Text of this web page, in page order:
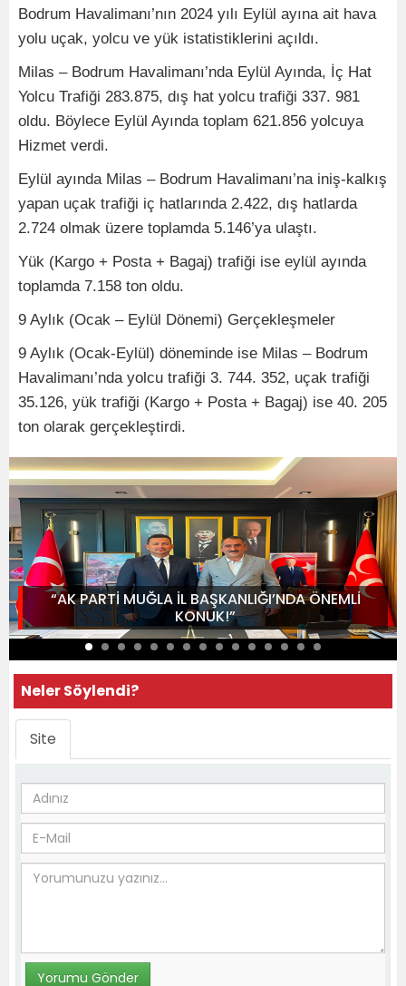
Bodrum Havalimanı’nın 2024 yılı Eylül ayına ait hava
yolu uçak, yolcu ve yük istatistiklerini açıldı.
Milas – Bodrum Havalimanı’nda Eylül Ayında, İç Hat
Yolcu Trafiği 283.875, dış hat yolcu trafiği 337. 981
oldu. Böylece Eylül Ayında toplam 621.856 yolcuya
Hizmet verdi.
Eylül ayında Milas – Bodrum Havalimanı’na iniş-kalkış
yapan uçak trafiği iç hatlarında 2.422, dış hatlarda
2.724 olmak üzere toplamda 5.146’ya ulaştı.
Yük (Kargo + Posta + Bagaj) trafiği ise eylül ayında
toplamda 7.158 ton oldu.
9 Aylık (Ocak – Eylül Dönemi) Gerçekleşmeler
9 Aylık (Ocak-Eylül) döneminde ise Milas – Bodrum
Havalimanı’nda yolcu trafiği 3. 744. 352, uçak trafiği
35.126, yük trafiği (Kargo + Posta + Bagaj) ise 40. 205
ton olarak gerçekleştirdi.
“AK PARTİ MUĞLA İL BAŞKANLIĞI’NDA ÖNEMLİ
KONUK!”
Neler Söylendi?
Site